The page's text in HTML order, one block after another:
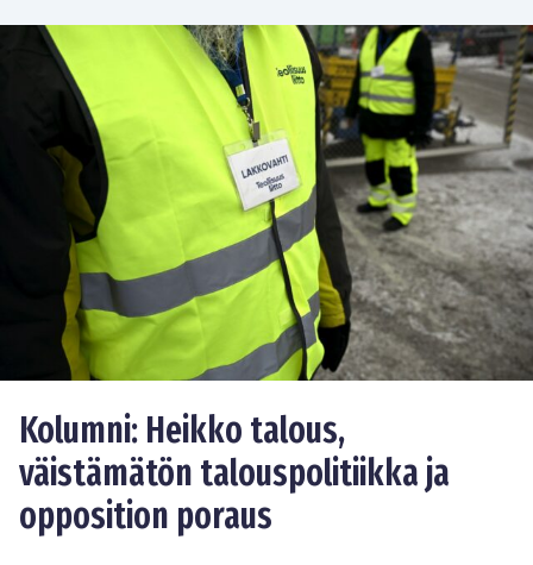
Kolumni: Heikko talous,
väistämätön talouspolitiikka ja
opposition poraus